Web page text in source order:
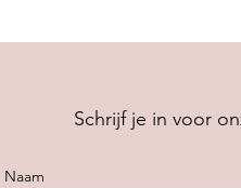
Schrijf je in voor